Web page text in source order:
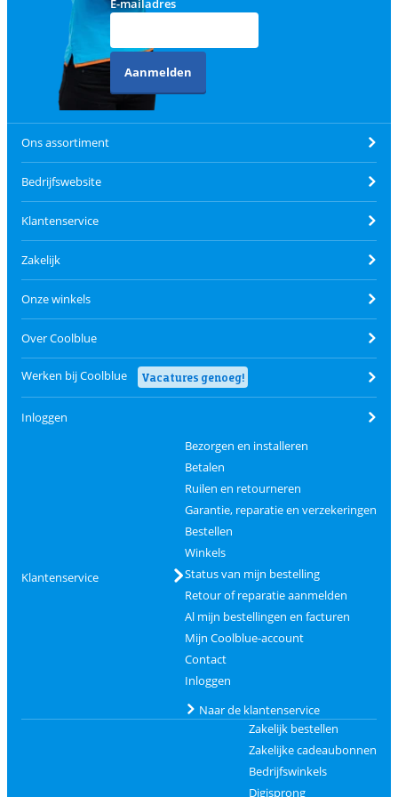
E-mailadres
Aanmelden
Ons assortiment
Bedrijfswebsite
Klantenservice
Zakelijk
Onze winkels
Over Coolblue
Werken bij Coolblue Vacatures genoeg!
Inloggen
Klantenservice
Bezorgen en installeren
Betalen
Ruilen en retourneren
Garantie, reparatie en verzekeringen
Bestellen
Winkels
Status van mijn bestelling
Retour of reparatie aanmelden
Al mijn bestellingen en facturen
Mijn Coolblue-account
Contact
Inloggen
Naar de klantenservice
Zakelijk bestellen
Zakelijke cadeaubonnen
Bedrijfswinkels
Digisprong